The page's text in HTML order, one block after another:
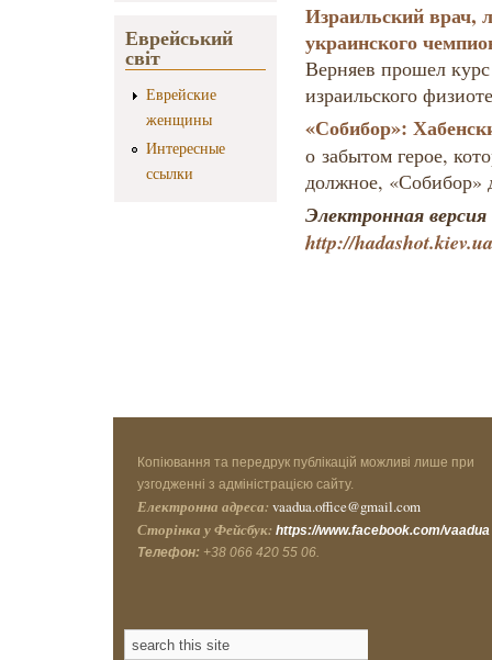
Еврейський
світ
Еврейские
женщины
Интересные
ссылки
Израильский врач,
украинского
Верняев прошел
израильского
«Собибор»:
о забытом герое,
должное, «Собибор»
Электронная
http://hadashot.kiev.ua
Копіювання та передрук публікацій можливі лише при
узгодженні з адміністрацією сайту.
Електронна адреса: vaadua.office@gmail.com
Сторінка у Фейсбук: https://www.facebook.com/vaadua
Телефон: +38 066 420 55 06.